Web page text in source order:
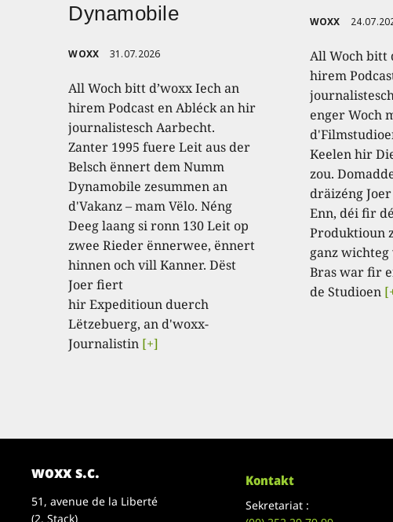
Dynamobile
WOXX 31.07.2026
All Woch bitt d’woxx Iech an
hirem Podcast en Abléck an hir
journalistesch Aarbecht.
Zanter 1995 fuere Leit aus der
Belsch ënnert dem Numm
Dynamobile zesummen an
d'Vakanz – mam Vëlo. Néng
Deeg laang si ronn 130 Leit op
zwee Rieder ënnerwee, ënnert
hinnen och vill Kanner. Dëst
Joer fiert
hir Expeditioun duerch
Lëtzebuerg, an d'woxx-
Journalistin [+]
WOXX
All Woch bitt
hirem
enger Woch
Keelen hir
zou.
dräizéng
Enn, déi fir
Produktioun
ganz wichteg
Bras war fir
de Studioen
woxx s.c.
51, avenue de la Liberté
(2. Stack)
Kontakt
Sekretariat :